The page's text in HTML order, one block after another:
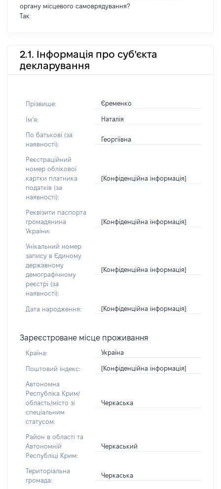
органу місцевого самоврядування?
Так
2.1. Інформація про суб'єкта
декларування
Прізвище: Єременко
Імʼя: Наталія
По батькові (за
наявності):
Георгіївна
Реєстраційний
номер облікової
картки платника
податків (за
наявності):
[Конфіденційна інформація]
Реквізити паспорта
громадянина
України:
[Конфіденційна інформація]
Унікальний номер
запису в Єдиному
державному
демографічному
реєстрі (за
наявності):
[Конфіденційна інформація]
Дата народження: [Конфіденційна інформація]
Зареєстроване місце проживання
Країна: Україна
Поштовий індекс: [Конфіденційна інформація]
Автономна
Республіка Крим/
область/місто зі
спеціальним
статусом:
Черкаська
Район в області та
Автономній
Республіці Крим:
Черкаський
Територіальна
громада:
Черкаська